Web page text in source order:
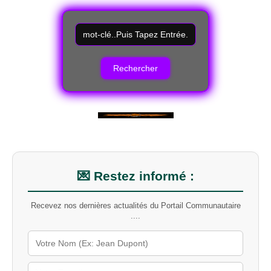
💌 Restez informé :
Recevez nos dernières actualités du Portail Communautaire
....